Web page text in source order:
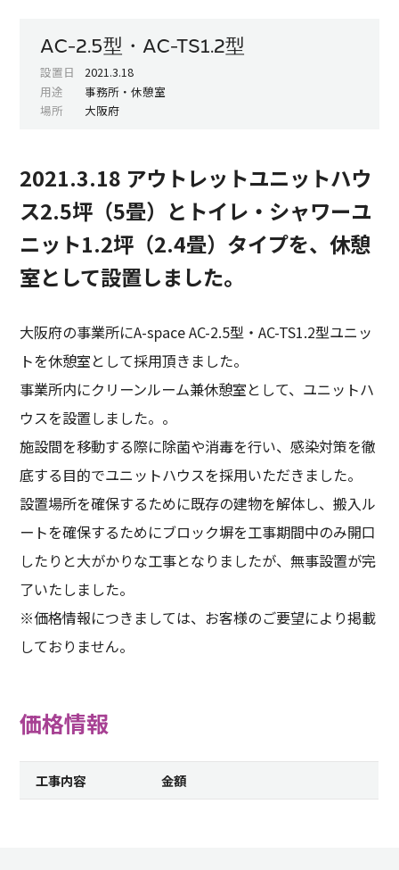
AC-2.5型・AC-TS1.2型
設置日
2021.3.18
用途
事務所・休憩室
場所
大阪府
2021.3.18 アウトレットユニットハウ
ス2.5坪（5畳）とトイレ・シャワーユ
ニット1.2坪（2.4畳）タイプを、休憩
室として設置しました。
大阪府の事業所にA-space AC-2.5型・AC-TS1.2型ユニッ
トを休憩室として採用頂きました。
事業所内にクリーンルーム兼休憩室として、ユニットハ
ウスを設置しました。。
施設間を移動する際に除菌や消毒を行い、感染対策を徹
底する目的でユニットハウスを採用いただきました。
設置場所を確保するために既存の建物を解体し、搬入ル
ートを確保するためにブロック塀を工事期間中のみ開口
したりと大がかりな工事となりましたが、無事設置が完
了いたしました。
※価格情報につきましては、お客様のご要望により掲載
しておりません。
価格情報
工事内容 金額